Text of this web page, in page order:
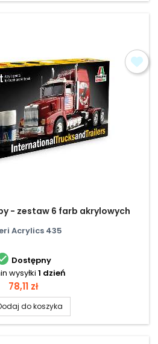
- zestaw 6 farb akrylowych
Acrylics 435
Dostępny
wysyłki 1 dzień
Cena
78,11 zł
do koszyka